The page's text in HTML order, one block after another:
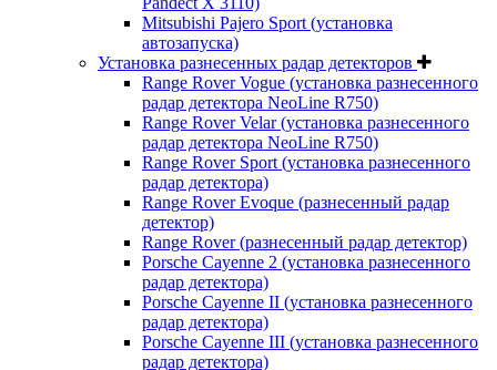
Mitsubishi Pajero Sport (установка
автозапуска)
Установка разнесенных радар детекторов
Range Rover Vogue (установка разнесенного
радар детектора NeoLine R750)
Range Rover Velar (установка разнесенного
радар детектора NeoLine R750)
Range Rover Sport (установка разнесенного
радар детектора)
Range Rover Evoque (разнесенный радар
детектор)
Range Rover (разнесенный радар детектор)
Porsche Cayenne 2 (установка разнесенного
радар детектора)
Porsche Cayenne II (установка разнесенного
радар детектора)
Porsche Cayenne III (установка разнесенного
радар детектора)